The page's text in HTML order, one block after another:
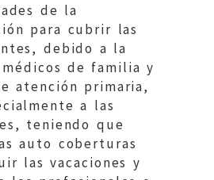
de la
para cubrir las
debido a la
de familia y
atención primaria,
a las
teniendo que
auto coberturas
las vacaciones y